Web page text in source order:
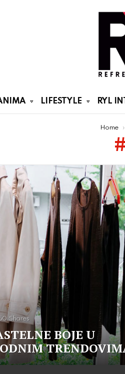
LIFESTYLE RYL
Home
Shares
BOJE U